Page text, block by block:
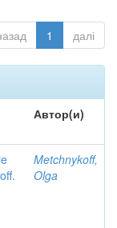
1 далі
Автор(и)
Metchnykoff,
Olga